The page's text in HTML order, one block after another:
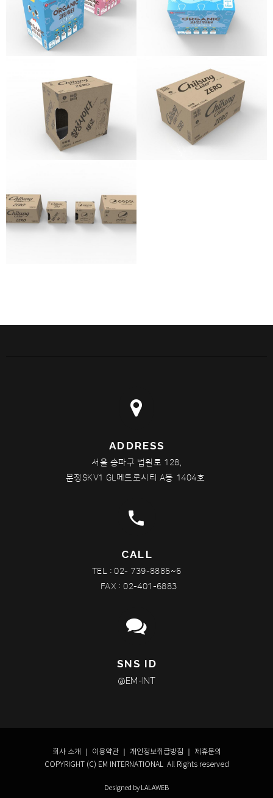
ADDRESS
서울 송파구 법원로 128,
문정SKV1 GL메트로시티 A동 1404호
phone
CALL
TEL : 02- 739-8885~6
FAX : 02-401-6883
SNS ID
@EM-INT
회사 소개 이용약관 개인정보취급방침
제휴문의
COPYRIGHT (C) EM INTERNATIONAL All Rights reserved
Designed by LALAWEB